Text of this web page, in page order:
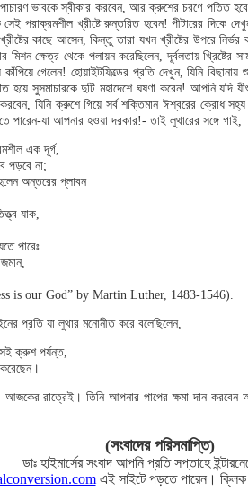
ভাবকে স্বীকার করবেন, আর ক্রুশের চরণে পতিত
পরাক্রমশীল খ্রীষ্টে রুন্তরিত হবেন! পীটারের দিকে
কাছে আসেন, কিন্তু তারা যখন খ্রীষ্টের উপরে
মিশন ক্ষেত্র থেকে পলায়ন করেছিলেন, দূর্বলতায়
কাঁপিয়ে গেলেন! হোয়াইটফিল্ডের প্রতি দেখুন, যিনি
হয়ে সুসমাচারকে দুটি মহাদেশে ঘষণা করেন! আপনি যদি
যিনি ক্রুশে গিয়ে সর্ব শক্তিমান ঈশ্বরের ক্রোধ
পারেন-যা আপনার হওয়া দরকার!- তাই লুথারের সঙ্গে গাই,
এক দূর্গ,
পড়বে না;
অন্তরের প্লাবন
যাক,
পারেঃ
our God” by Martin Luther, 1483-1546).
প্রতি যা লুথার মনোনীত করে বলেছিলেন,
ক্রুশ পর্যন্ত,
রাত্রেই। তিনি আপনার পাপের ক্ষমা দান
(সংবাদের পরিসমাপ্তি)
ডাঃ হাইমার্সের সংবাদ আপনি প্রতি সপ্তাহে
এই সাইটে পড়তে পারেন। ক্লিক